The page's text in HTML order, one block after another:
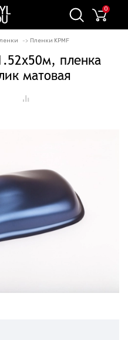
0
Пленки KPMF
пленка
матовая